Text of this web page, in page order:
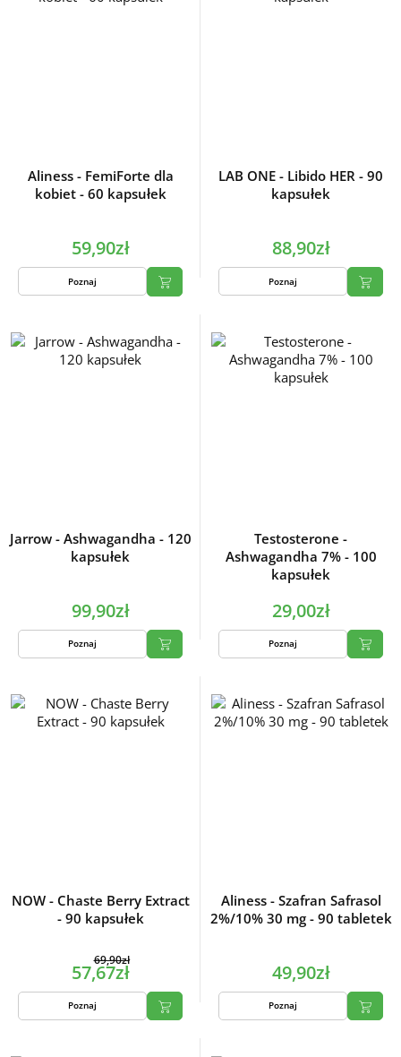
Aliness - FemiForte dla
kobiet - 60 kapsułek
59,90zł
Poznaj
LAB ONE - Libido HER - 90
kapsułek
88,90zł
Poznaj
Jarrow - Ashwagandha - 120
kapsułek
99,90zł
Poznaj
Testosterone -
Ashwagandha 7% - 100
kapsułek
29,00zł
Poznaj
NOW - Chaste Berry Extract
- 90 kapsułek
69,90zł
57,67zł
Poznaj
Aliness - Szafran Safrasol
2%/10% 30 mg - 90 tabletek
49,90zł
Poznaj